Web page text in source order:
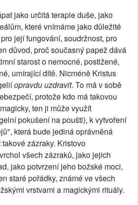
jako určitá terapie duše, jako
které vnímáme jako důležité
její fungování, soudržnost, pro
důvod, proč současný papež dává
starost o nemocné, postižené,
umírající dítě. Nicméně Kristus
opravdu uzdravit. To má v sobě
protože kdo má takovou
ten ji může využít
pokušení na poušti), k vytvoření
která bude jediná oprávněná
zázraky. Kristovo
všech zázraků, jako jejich
jako potvrzení jeho božské moci,
staré pořádky, známé ve všech
vrstvami a magickými rituály.